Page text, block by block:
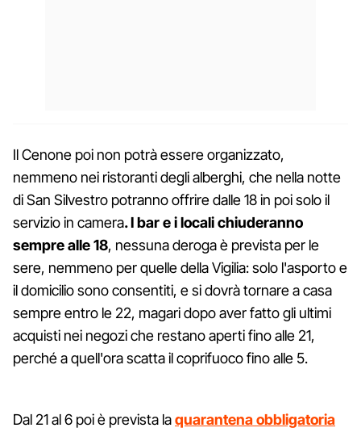
Il Cenone poi non potrà essere organizzato,
nemmeno nei ristoranti degli alberghi, che nella notte
di San Silvestro potranno offrire dalle 18 in poi solo il
servizio in camera. I bar e i locali chiuderanno
sempre alle 18, nessuna deroga è prevista per le
sere, nemmeno per quelle della Vigilia: solo l'asporto e
il domicilio sono consentiti, e si dovrà tornare a casa
sempre entro le 22, magari dopo aver fatto gli ultimi
acquisti nei negozi che restano aperti fino alle 21,
perché a quell'ora scatta il coprifuoco fino alle 5.
Dal 21 al 6 poi è prevista laquarantena obbligatoria